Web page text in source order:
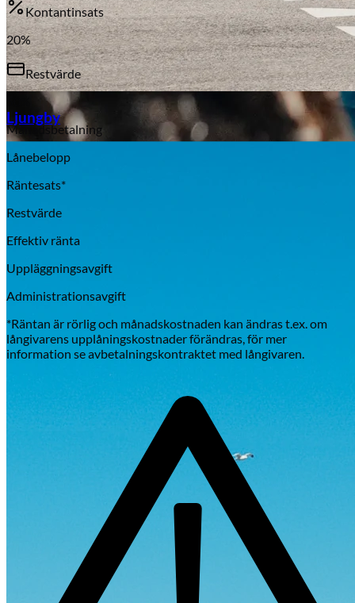
Aixiam
Honda
Ljungby
Kontantinsats
20%
Restvärde
Månadsbetalning
Lånebelopp
Räntesats*
Restvärde
Effektiv ränta
Uppläggningsavgift
Administrationsavgift
*Räntan är rörlig och månadskostnaden kan ändras t.ex. om
långivarens upplåningskostnader förändras, för mer
information se avbetalningskontraktet med långivaren.